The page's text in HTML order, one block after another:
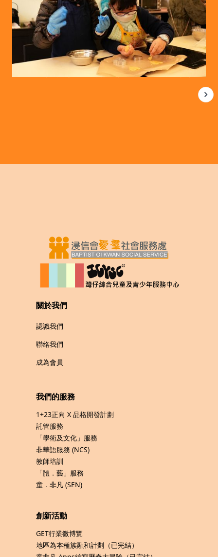
我剛剛製作聖誕節曲奇餅，有聖誕樹、雪花、星星、薑餅人、天使的形狀，想分
媽媽，2塊給爸爸，4塊給朋友，如果還未派完會再想一想分享給誰，可能同學都會有。
都
關於我們
認識我們
聯絡我們
成為會員
我們的服務
1+23正向 X 品格開發計劃
託管服務
「學術及文化」服務
非華語服務 (NCS)
教師培訓
「體．藝」服務
童．非凡 (SEN)
創新活動
GET行業微博覽
地區為本種族融和計劃（已完結）